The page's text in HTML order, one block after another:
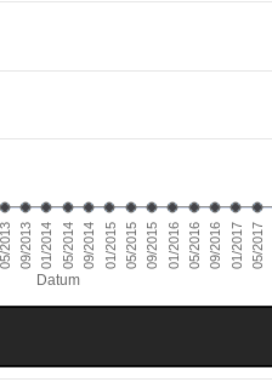
Datum
05/2013 09/2013 01/2014 05/2014 09/2014 01/2015 05/2015 09/2015 01/2016 05/2016 09/2016 01/2017 05/2017